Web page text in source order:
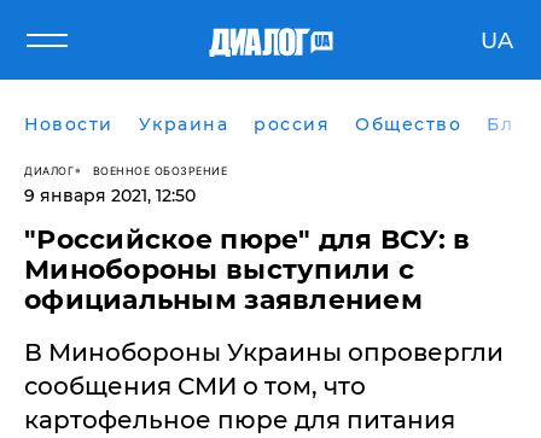
UA
Новости Украина россия Общество
ДИАЛОГ ВОЕННОЕ ОБОЗРЕНИЕ
9 января 2021, 12:50
​"Российское пюре" для ВСУ: в
Минобороны выступили с
официальным заявлением
В Минобороны Украины опровергли
сообщения СМИ о том, что
картофельное пюре для питания